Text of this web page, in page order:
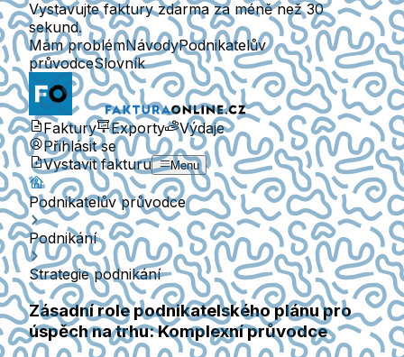
Vystavujte faktury zdarma za méně než 30
sekund.
Mám problémNávodyPodnikatelův
průvodceSlovník
Faktury Exporty
Výdaje
Přihlásit se
Vystavit fakturu
Menu
Podnikatelův průvodce
Podnikání
Strategie podnikání
Zásadní role podnikatelského plánu pro
úspěch na trhu: Komplexní průvodce